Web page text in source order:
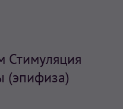
Стимуляция
(эпифиза)